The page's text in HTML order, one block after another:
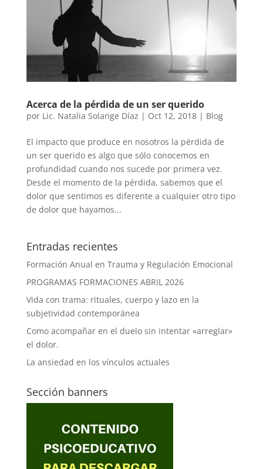
Acerca de la pérdida de un ser querido
por Lic. Natalia Solange Díaz | Oct 12, 2018| Blog
El impacto que produce en nosotros la pérdida de
un ser querido es algo que sólo conocemos en
profundidad cuando nos sucede por primera vez.
Desde el momento de la pérdida, sabemos que el
dolor que sentimos es diferente a cualquier otro tipo
de dolor que hayamos...
Entradas recientes
Formación Anual en Trauma y Regulación Emocional
PROGRAMAS FORMACIONES ABRIL 2026
Vida con trama: rituales, cuerpo y lazo en la
subjetividad contemporánea
Como acompañar en el duelo sin intentar «arreglar»
el dolor.
La ansiedad en los vínculos actuales
Sección banners